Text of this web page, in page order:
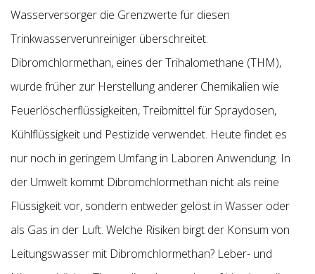
Wasserversorger die Grenzwerte für diesen
Trinkwasserverunreiniger überschreitet.
Dibromchlormethan, eines der Trihalomethane (THM),
wurde früher zur Herstellung anderer Chemikalien wie
Feuerlöscherflüssigkeiten, Treibmittel für Spraydosen,
Kühlflüssigkeit und Pestizide verwendet. Heute findet es
nur noch in geringem Umfang in Laboren Anwendung. In
der Umwelt kommt Dibromchlormethan nicht als reine
Flüssigkeit vor, sondern entweder gelöst in Wasser oder
als Gas in der Luft. Welche Risiken birgt der Konsum von
Leitungswasser mit Dibromchlormethan? Leber- und